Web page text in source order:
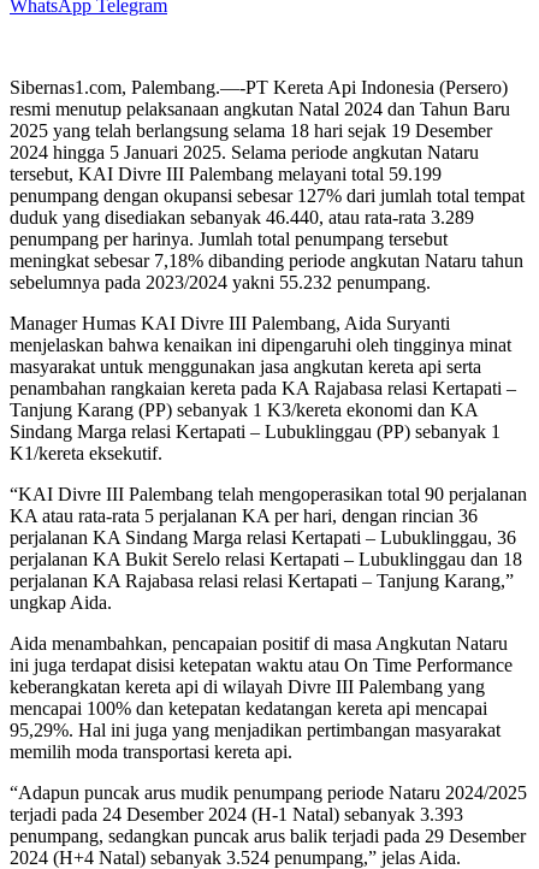
WhatsApp Telegram
Sibernas1.com, Palembang.—-PT Kereta Api Indonesia (Persero)
resmi menutup pelaksanaan angkutan Natal 2024 dan Tahun Baru
2025 yang telah berlangsung selama 18 hari sejak 19 Desember
2024 hingga 5 Januari 2025. Selama periode angkutan Nataru
tersebut, KAI Divre III Palembang melayani total 59.199
penumpang dengan okupansi sebesar 127% dari jumlah total tempat
duduk yang disediakan sebanyak 46.440, atau rata-rata 3.289
penumpang per harinya. Jumlah total penumpang tersebut
meningkat sebesar 7,18% dibanding periode angkutan Nataru tahun
sebelumnya pada 2023/2024 yakni 55.232 penumpang.
Manager Humas KAI Divre III Palembang, Aida Suryanti
menjelaskan bahwa kenaikan ini dipengaruhi oleh tingginya minat
masyarakat untuk menggunakan jasa angkutan kereta api serta
penambahan rangkaian kereta pada KA Rajabasa relasi Kertapati –
Tanjung Karang (PP) sebanyak 1 K3/kereta ekonomi dan KA
Sindang Marga relasi Kertapati – Lubuklinggau (PP) sebanyak 1
K1/kereta eksekutif.
“KAI Divre III Palembang telah mengoperasikan total 90 perjalanan
KA atau rata-rata 5 perjalanan KA per hari, dengan rincian 36
perjalanan KA Sindang Marga relasi Kertapati – Lubuklinggau, 36
perjalanan KA Bukit Serelo relasi Kertapati – Lubuklinggau dan 18
perjalanan KA Rajabasa relasi relasi Kertapati – Tanjung Karang,”
ungkap Aida.
Aida menambahkan, pencapaian positif di masa Angkutan Nataru
ini juga terdapat disisi ketepatan waktu atau On Time Performance
keberangkatan kereta api di wilayah Divre III Palembang yang
mencapai 100% dan ketepatan kedatangan kereta api mencapai
95,29%. Hal ini juga yang menjadikan pertimbangan masyarakat
memilih moda transportasi kereta api.
“Adapun puncak arus mudik penumpang periode Nataru 2024/2025
terjadi pada 24 Desember 2024 (H-1 Natal) sebanyak 3.393
penumpang, sedangkan puncak arus balik terjadi pada 29 Desember
2024 (H+4 Natal) sebanyak 3.524 penumpang,” jelas Aida.